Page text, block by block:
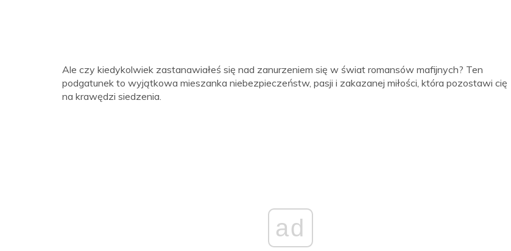
Ale czy kiedykolwiek zastanawiałeś się nad zanurzeniem się w świat romansów mafijnych? Ten
podgatunek to wyjątkowa mieszanka niebezpieczeństw, pasji i zakazanej miłości, która pozostawi cię
na krawędzi siedzenia.
ad